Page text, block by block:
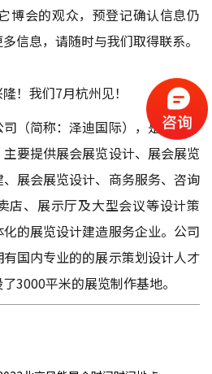
博会的观众，预登记确认信息仍
信息，请随时与我们取得联系。
！我们7月杭州见！
（简称：泽迪国际），是一家专
主要提供展会展览设计、展会展览
展会展览设计、商务服务、咨询
店、展示厅及大型会议等设计策
的展览设计建造服务企业。公司
国内专业的的展示策划设计人才
3000平米的展览制作基地。